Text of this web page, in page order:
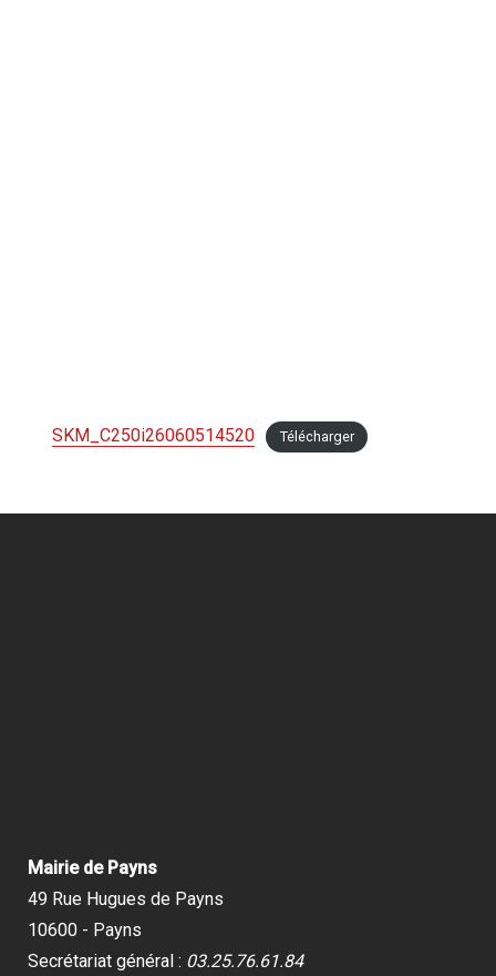
SKM_C250i26060514520 Télécharger
Mairie de Payns
49 Rue Hugues de Payns
10600 - Payns
Secrétariat général : 03.25.76.61.84